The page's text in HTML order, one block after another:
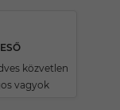
közvetlen
vagyok